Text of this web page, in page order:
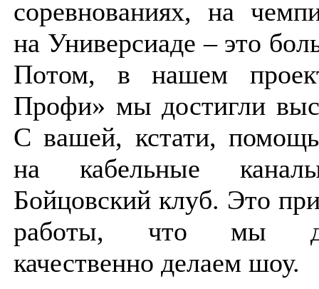
соревнованиях, на
на Универсиаде – это
Потом, в нашем
Профи» мы достигли
С вашей, кстати,
на кабельные
Бойцовский клуб. Это
работы, что мы
качественно делаем шоу.